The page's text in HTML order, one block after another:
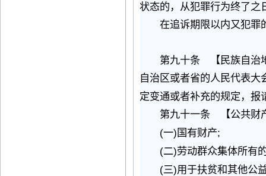
状态的，从犯罪行为终了之
在追诉期限以内又犯罪
第九十条 【民族自治地
自治区或者省的人民代表
定变通或者补充的规定，报
第九十一条 【公共财产
(一) 国有财产;
(二)劳动群众集体所有
(三)用于扶贫和其他公